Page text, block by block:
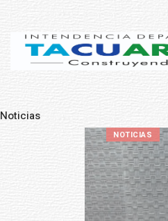
Noticias
NOTICIAS